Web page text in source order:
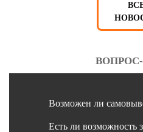
Возможен ли
Есть ли возможность